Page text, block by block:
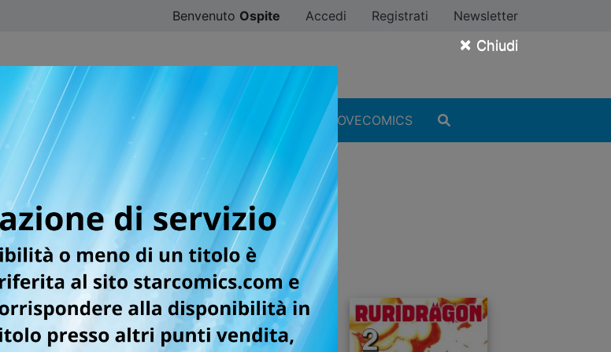
× Chiudi
Benvenuto Ospite Accedi Registrati Newsletter
SFOGLIA ONLINE DIGISTAR #ILOVEMANGA #ILOVECOMICS